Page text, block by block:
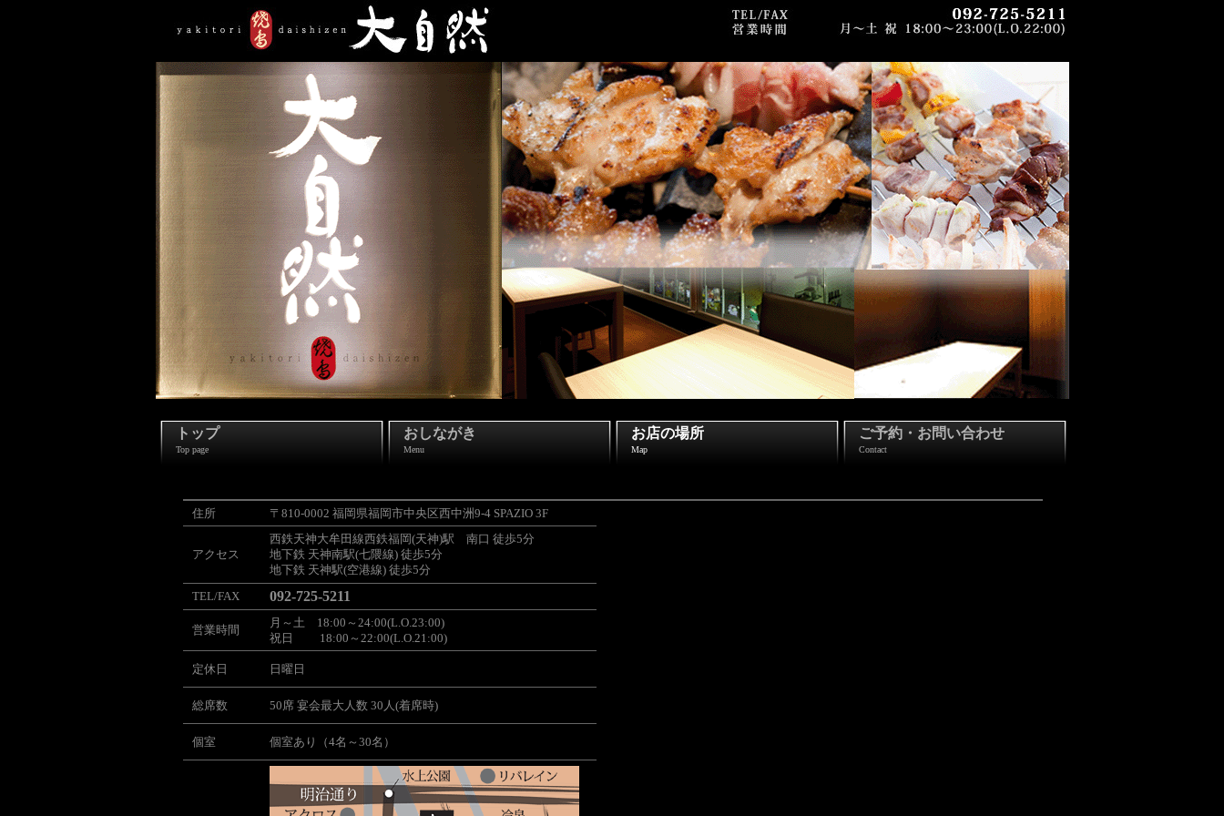
トップ
Top page
おしながき
Menu
お店の場所
Map
ご予約・お問い合わせ
Contact
住所 〒810-0002 福岡県福岡市中央区西中洲9-4 SPAZIO 3F
アクセス
西鉄天神大牟田線西鉄福岡(天神)駅 南口 徒歩5分
地下鉄 天神南駅(七隈線) 徒歩5分
地下鉄 天神駅(空港線) 徒歩5分
TEL/FAX
092-725-5211
営業時間
月～土 18:00～24:00(L.O.23:00)
祝日 18:00～22:00(L.O.21:00)
定休日 日曜日
総席数 50席 宴会最大人数 30人(着席時)
個室 個室あり（4名～30名）